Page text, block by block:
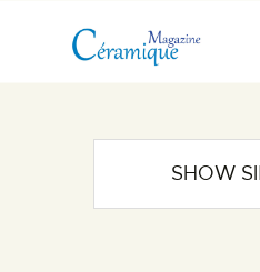
MAGAZINE
CHRONIQUES
SHOW